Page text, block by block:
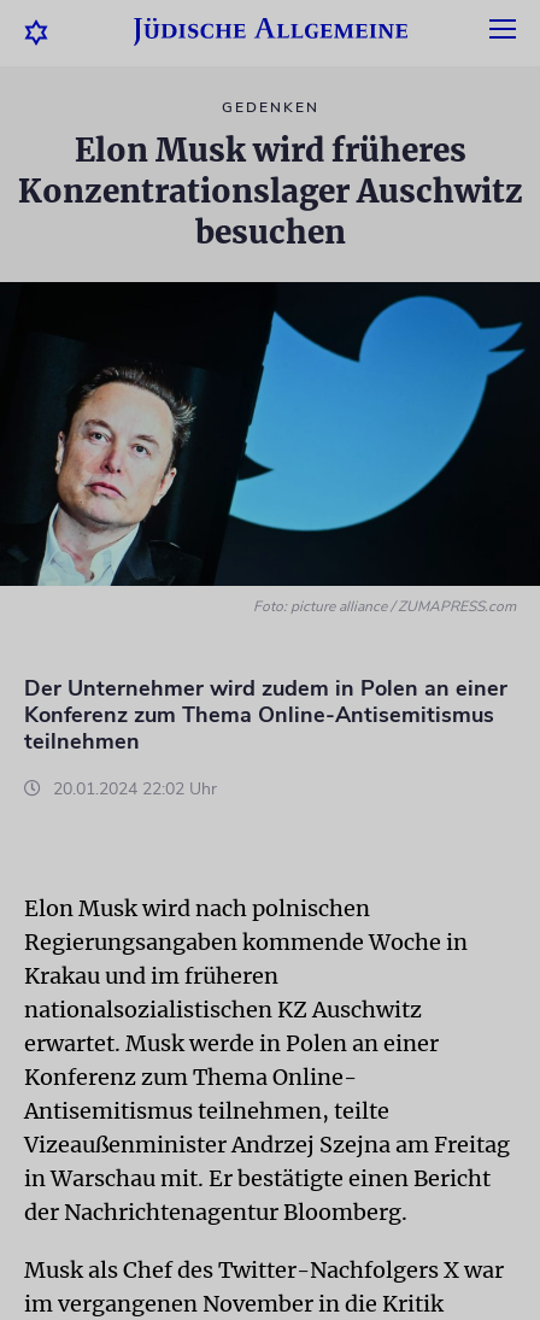
GEDENKEN
Elon Musk wird früheres
Konzentrationslager Auschwitz
besuchen
Foto: picture alliance / ZUMAPRESS.com
Der Unternehmer wird zudem in Polen an einer
Konferenz zum Thema Online-Antisemitismus
teilnehmen
20.01.2024 22:02 Uhr
Elon Musk wird nach polnischen
Regierungsangaben kommende Woche in
Krakau und im früheren
nationalsozialistischen KZ Auschwitz
erwartet. Musk werde in Polen an einer
Konferenz zum Thema Online-
Antisemitismus teilnehmen, teilte
Vizeaußenminister Andrzej Szejna am Freitag
in Warschau mit. Er bestätigte einen Bericht
der Nachrichtenagentur Bloomberg.
Musk als Chef des Twitter-Nachfolgers X war
im vergangenen November in die Kritik